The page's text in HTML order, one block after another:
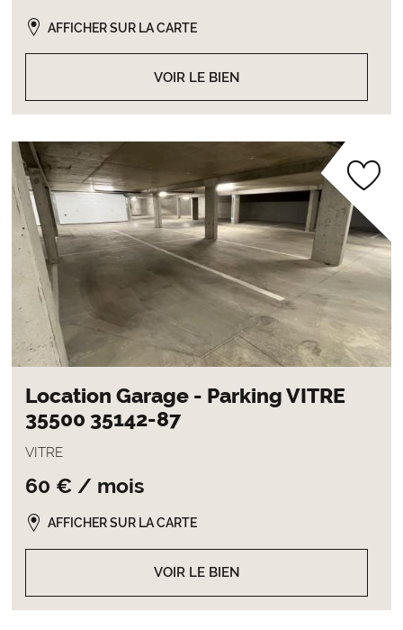
VOIR LE BIEN
AFFICHER SUR LA CARTE
Location Garage - Parking VITRE
35500 35142-87
VITRE
60 € / mois
VOIR LE BIEN
AFFICHER SUR LA CARTE